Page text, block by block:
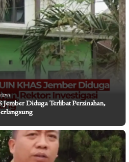
Diduga Terlibat Perzinahan,